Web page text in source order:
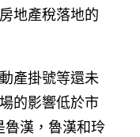
地產稅落地的
產掛號等還未
的影響低於市
魯漢，魯漢和玲